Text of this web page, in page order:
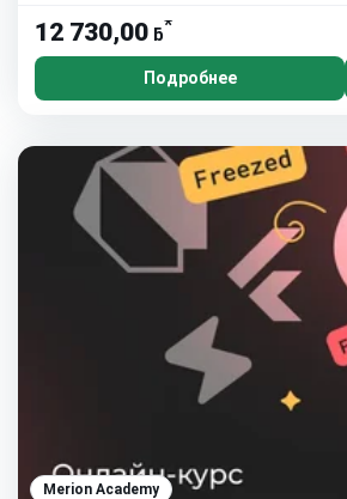
12 730,00 ƃ*
Подробнее
Merion Academy